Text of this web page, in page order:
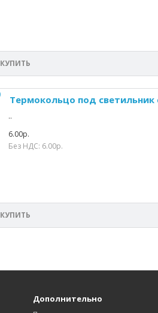
КУПИТЬ
Термокольцо под светильник
..
6.00р.
Без НДС: 6.00р.
КУПИТЬ
Дополнительно